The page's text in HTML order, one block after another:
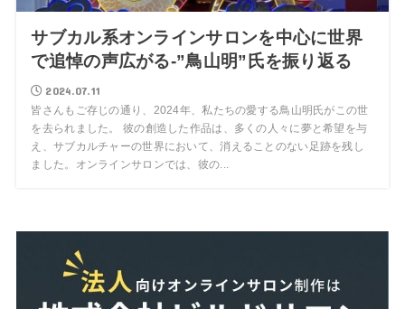
サブカル系オンラインサロンを中心に世界
で追悼の声広がる-”鳥山明”氏を振り返る
2024.07.11
皆さんもご存じの通り、2024年、私たちの愛する鳥山明氏がこの世
を去られました。 彼の創造した作品は、多くの人々に夢と希望を与
え、サブカルチャーの世界において、消えることのない足跡を残し
ました。オンラインサロンでは、彼の...